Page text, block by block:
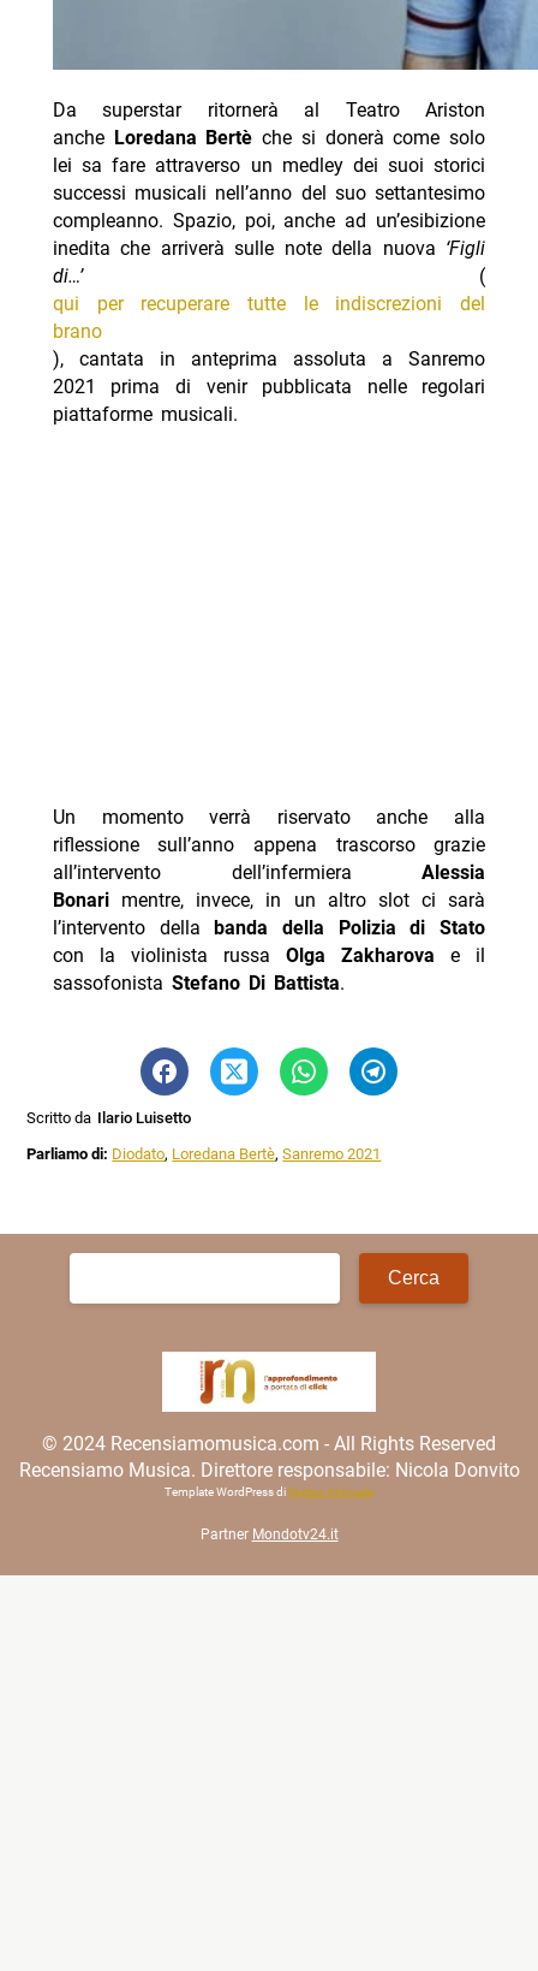
Da superstar ritornerà al Teatro Ariston
anche Loredana Bertèche si donerà come solo
lei sa fare attraverso un medley dei suoi storici
successi musicali nell’anno del suo settantesimo
compleanno. Spazio, poi, anche ad un’esibizione
inedita che arriverà sulle note della nuova ‘Figli
di…’(
qui per recuperare tutte le indiscrezioni del
brano
), cantata in anteprima assoluta a Sanremo
2021 prima di venir pubblicata nelle regolari
piattaforme musicali.
Un momento verrà riservato anche alla
riflessione sull’anno appena trascorso grazie
all’intervento dell’infermieraAlessia
Bonari mentre, invece, in un altro slot ci sarà
l’intervento della
banda della Polizia di Stato
con la violinista russaOlga Zakharova e il
sassofonista Stefano Di Battista.
Scritto da Ilario Luisetto
Parliamo di: Diodato, Loredana Bertè,Sanremo 2021
Ricerca
© 2024 Recensiamomusica.com - All Rights Reserved
Recensiamo Musica. Direttore responsabile: Nicola Donvito
Template WordPress di Matteo Morreale
Partner Mondotv24.it